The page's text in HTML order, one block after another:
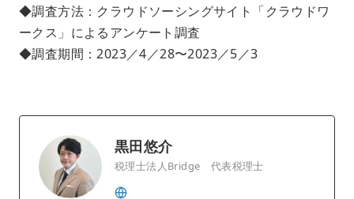
◆調査方法：クラウドソーシングサイト「クラウドワ
ークス」によるアンケート調査
◆調査期間：2023／4／28〜2023／5／3
黒田悠介
税理士法人Bridge 代表税理士